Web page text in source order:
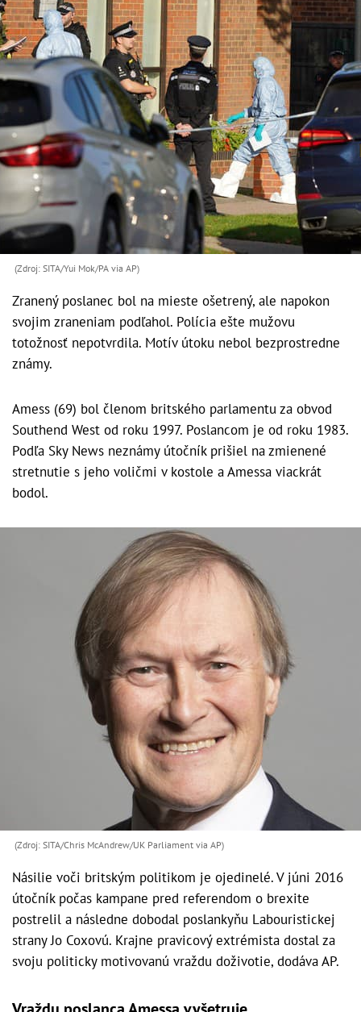
(Zdroj: SITA/Yui Mok/PA via AP)
Zranený poslanec bol na mieste ošetrený, ale napokon
svojim zraneniam podľahol. Polícia ešte mužovu
totožnosť nepotvrdila. Motív útoku nebol bezprostredne
známy.
Amess (69) bol členom britského parlamentu za obvod
Southend West od roku 1997. Poslancom je od roku 1983.
Podľa Sky News neznámy útočník prišiel na zmienené
stretnutie s jeho voličmi v kostole a Amessa viackrát
bodol.
(Zdroj: SITA/Chris McAndrew/UK Parliament via AP)
Násilie voči britským politikom je ojedinelé. V júni 2016
útočník počas kampane pred referendom o brexite
postrelil a následne dobodal poslankyňu Labouristickej
strany Jo Coxovú. Krajne pravicový extrémista dostal za
svoju politicky motivovanú vraždu doživotie, dodáva AP.